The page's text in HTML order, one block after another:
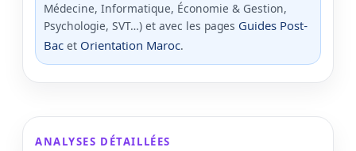
Médecine, Informatique, Économie & Gestion,
Psychologie, SVT…) et avec les pages Guides Post-
Bac et Orientation Maroc.
ANALYSES DÉTAILLÉES